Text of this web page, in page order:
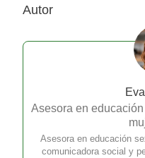
Autor
Asesora en
Asesora en educación
comunicadora social y